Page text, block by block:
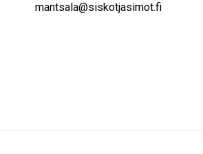
mantsala@siskotjasimot.fi